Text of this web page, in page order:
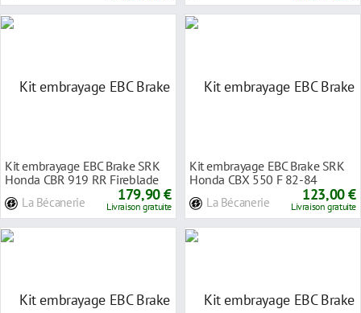
Kit embrayage EBC Brake SRK
Honda CBR 919 RR Fireblade
La Bécanerie 179,90 €
Livraison gratuite
Kit embrayage EBC Brake SRK
Honda CBX 550 F 82-84
La Bécanerie 123,00 €
Livraison gratuite